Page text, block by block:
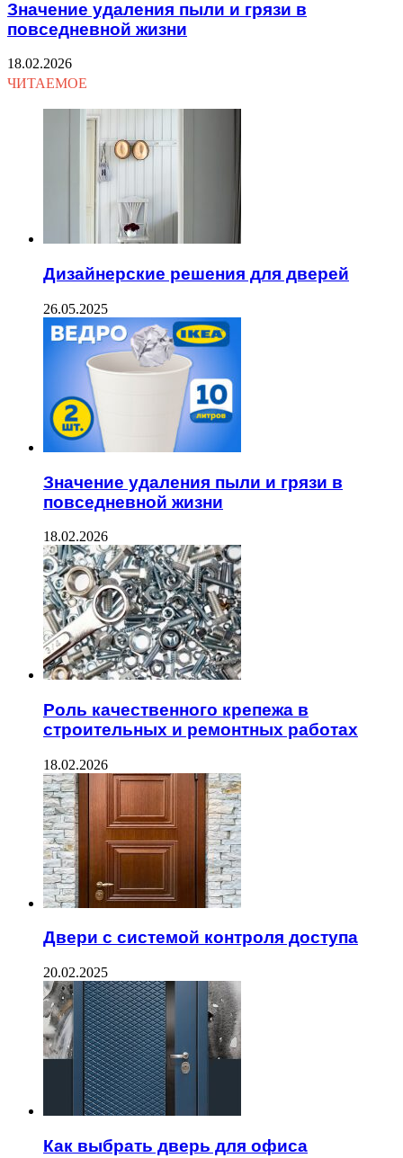
Значение удаления пыли и грязи в
повседневной жизни
18.02.2026
ЧИТАЕМОЕ
Дизайнерские решения для дверей
26.05.2025
Значение удаления пыли и грязи в
повседневной жизни
18.02.2026
Роль качественного крепежа в
строительных и ремонтных работах
18.02.2026
Двери с системой контроля доступа
20.02.2025
Как выбрать дверь для офиса